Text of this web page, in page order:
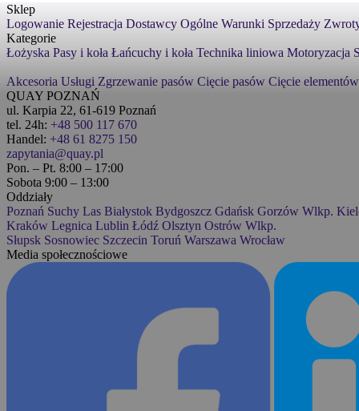
Sklep
Logowanie Rejestracja Dostawcy Ogólne Warunki Sprzedaży
Kategorie
Łożyska Pasy i koła Łańcuchy i koła Technika liniowa Motoryzacja
Akcesoria Usługi Zgrzewanie pasów Cięcie pasów Cięcie elementów
QUAY POZNAŃ
ul. Karpia 22, 61-619 Poznań
tel. 24h: +48 500 117 670
Handel: +48 61 8275 150
zapytania@quay.pl
Pon. – Pt. 8:00 – 17:00
Sobota 9:00 – 13:00
Oddziały
Poznań Suchy Las Białystok Bydgoszcz Gdańsk Gorzów Wlkp.
Kraków Legnica Lublin Łódź Olsztyn Ostrów Wlkp.
Słupsk Sosnowiec Szczecin Toruń Warszawa Wrocław
Media społecznościowe